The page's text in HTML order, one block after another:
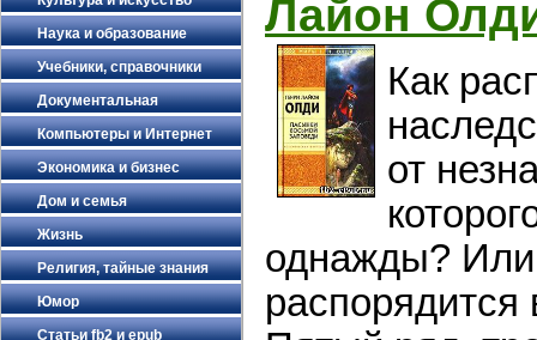
Наука и образование
Учебники, справочники
Документальная
Компьютеры и Интернет
Экономика и бизнес
Дом и семья
Жизнь
Религия, тайные знания
Юмор
Статьи fb2 и epub
Лайон
Как
от
однажды? Или